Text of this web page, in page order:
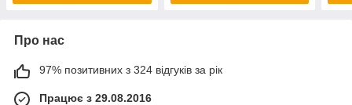
Про нас
97% позитивних з 324 відгуків за рік
Працює з 29.08.2016